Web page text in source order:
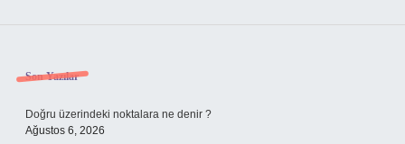
Sidebar
Son Yazılar
Doğru üzerindeki noktalara ne denir ?
Ağustos 6, 2026